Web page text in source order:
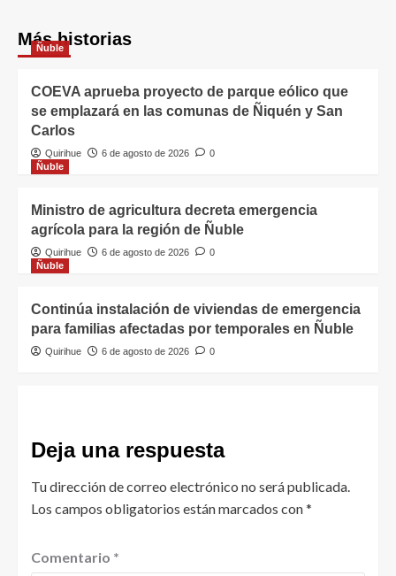
Más historias
Ñuble
COEVA aprueba proyecto de parque eólico que
se emplazará en las comunas de Ñiquén y San
Carlos
Quirihue 6 de agosto de 2026
0
Ñuble
Ministro de agricultura decreta emergencia
agrícola para la región de Ñuble
Quirihue 6 de agosto de 2026
0
Ñuble
Continúa instalación de viviendas de emergencia
para familias afectadas por temporales en Ñuble
Quirihue 6 de agosto de 2026 0
Deja una respuesta
Tu dirección de correo electrónico no será publicada.
Los campos obligatorios están marcados con*
Comentario *